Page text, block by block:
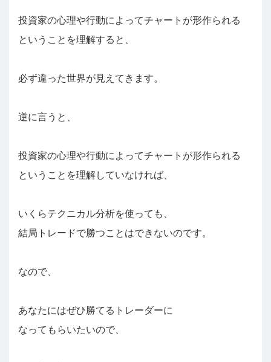
投資家の心理や行動によってチャートが形作られる
ということを理解すると、
必ず違った世界が見えてきます。
逆に言うと、
投資家の心理や行動によってチャートが形作られる
ということを理解していなければ、
いくらテクニカル分析を使っても、
結局トレードで勝つことはできないのです。
なので、
あなたにはぜひ勝てるトレーダーに
なってもらいたいので、